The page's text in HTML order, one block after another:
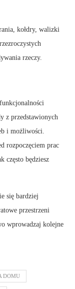
kołdry, walizki
rzeczy.
z przedstawionych
i możliwości.
rozpoczęciem prac
często będziesz
się bardziej
przestrzeni
wprowadzaj kolejne
DOMU